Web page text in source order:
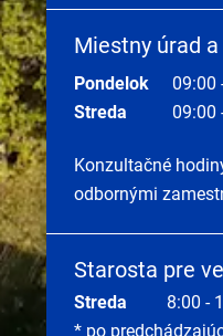
Miestny úrad
Pondelok 09:00
Streda
09:00
Konzultačné
odbornými
Starosta pre
Streda 8:00 -
* po